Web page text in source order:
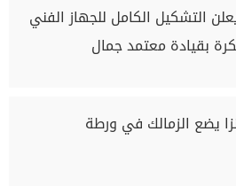
التشكيل الكامل للجهاز الفني
بقيادة معتمد جمال
يضع الزمالك في ورطة